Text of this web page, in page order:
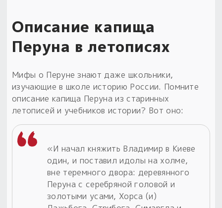
Описание капища
Перуна в летописях
Мифы о Перуне знают даже школьники,
изучающие в школе историю России. Помните
описание капища Перуна из старинных
летописей и учебников истории? Вот оно:
«И начал княжить Владимир в Киеве
один, и поставил идолы на холме,
вне теремного двора: деревянного
Перуна с серебряной головой и
золотыми усами, Хорса (и)